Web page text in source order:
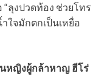
“ลุงปวดท้อง ช่วยโทร
ใจมักตกเป็นเหยื่อ
หญิงผู้กล้าหาญ ฮีโร่